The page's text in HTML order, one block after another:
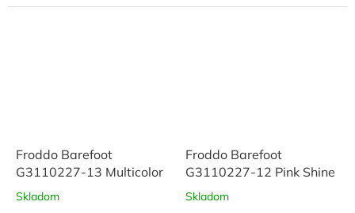
Froddo Barefoot
G3110227-13 Multicolor
Skladom
Froddo Barefoot
G3110227-12 Pink Shine
Skladom